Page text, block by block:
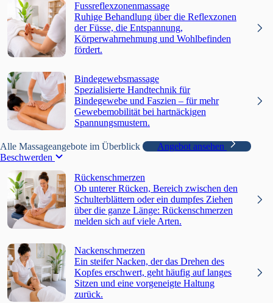
Fussreflexzonenmassage
Ruhige Behandlung über die Reflexzonen
der Füsse, die Entspannung,
Körperwahrnehmung und Wohlbefinden
fördert.
Bindegewebsmassage
Spezialisierte Handtechnik für
Bindegewebe und Faszien – für mehr
Gewebemobilität bei hartnäckigen
Spannungsmustern.
Alle Massageangebote im Überblick
Angebot ansehen
Beschwerden
Rückenschmerzen
Ob unterer Rücken, Bereich zwischen den
Schulterblättern oder ein dumpfes Ziehen
über die ganze Länge: Rückenschmerzen
melden sich auf viele Arten.
Nackenschmerzen
Ein steifer Nacken, der das Drehen des
Kopfes erschwert, geht häufig auf langes
Sitzen und eine vorgeneigte Haltung
zurück.